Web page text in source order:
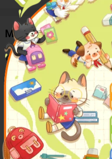
Mô tả sản phẩm
Tô Màu Kỹ Năng Mẫu Giáo -
Tô Màu Kỹ Năng Mẫu Giáo
là
môi trường xung quanh các chủ
sinh hoạt hằng ngày giúp bé
cách toàn diện nhất.
Đây cũng là cách giúp các bé
tưởng tượng và quan sát. Bé có
sách, hoặc có thể thỏa sức tự do